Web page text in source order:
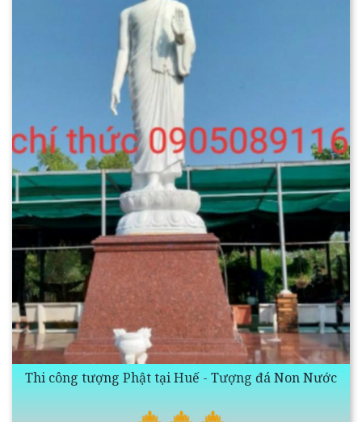
Thi công tượng Phật tại Huế - Tượng đá Non Nước